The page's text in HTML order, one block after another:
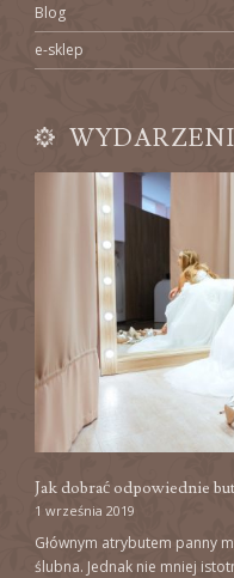
Blog
e-sklep
Jak dobrać odpowiednie
1 września 2019
Głównym atrybutem panny
ślubna. Jednak nie mniej